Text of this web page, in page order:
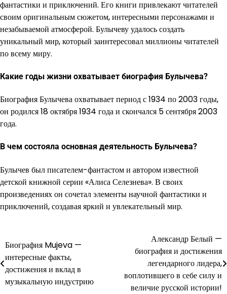
фантастики и приключений. Его книги привлекают читателей
своим оригинальным сюжетом, интересными персонажами и
незабываемой атмосферой. Булычеву удалось создать
уникальный мир, который заинтересовал миллионы читателей
по всему миру.
Какие годы жизни охватывает биография Булычева?
Биография Булычева охватывает период с 1934 по 2003 годы,
он родился 18 октября 1934 года и скончался 5 сентября 2003
года.
В чем состояла основная деятельность Булычева?
Булычев был писателем-фантастом и автором известной
детской книжной серии «Алиса Селезнева». В своих
произведениях он сочетал элементы научной фантастики и
приключений, создавая яркий и увлекательный мир.
Навигация
по
записям
Биография Mujeva —
интересные факты,
достижения и вклад в
музыкальную индустрию
Александр Белый —
биография и достижения
легендарного лидера,
воплотившего в себе силу и
величие русской истории!